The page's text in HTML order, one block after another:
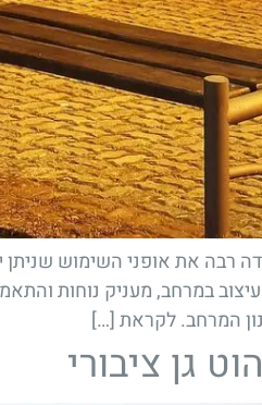
רבה את אופני השימוש
במרחב, מעניק נוחות
המרחב. לקראת […]
גן ציבורי